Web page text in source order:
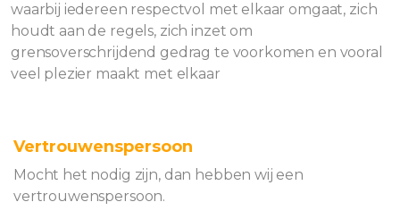
waarbij iedereen respectvol met elkaar omgaat, zich
houdt aan de regels, zich inzet om
grensoverschrijdend gedrag te voorkomen en vooral
veel plezier maakt met elkaar
Vertrouwenspersoon
Mocht het nodig zijn, dan hebben wij een
vertrouwenspersoon.